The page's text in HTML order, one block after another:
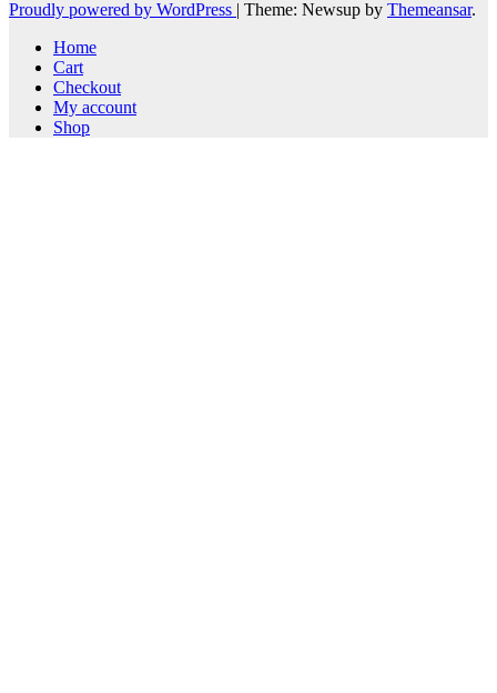
Proudly powered by WordPress | Theme: Newsup by Themeansar.
Home
Cart
Checkout
My account
Shop